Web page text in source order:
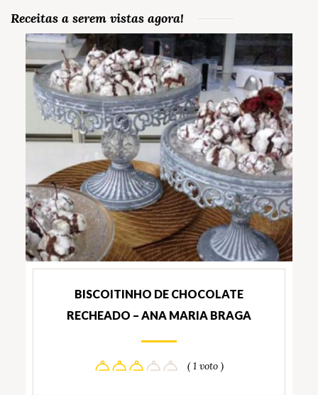
Receitas a serem vistas agora!
BISCOITINHO DE CHOCOLATE
RECHEADO – ANA MARIA BRAGA
( 1 voto )